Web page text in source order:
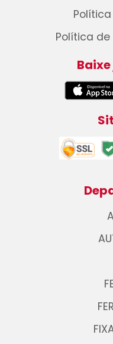
Política
Baixe